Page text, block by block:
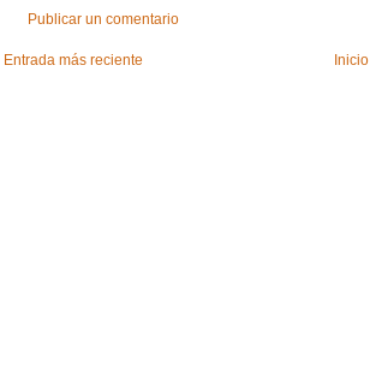
Publicar un comentario
Entrada más reciente Inicio